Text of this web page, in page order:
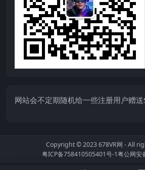
网站会不定期随机给一些注册用户赠送
Copyright © 2023678VR网 - All
粤ICP备758410505401号-1粤公网安